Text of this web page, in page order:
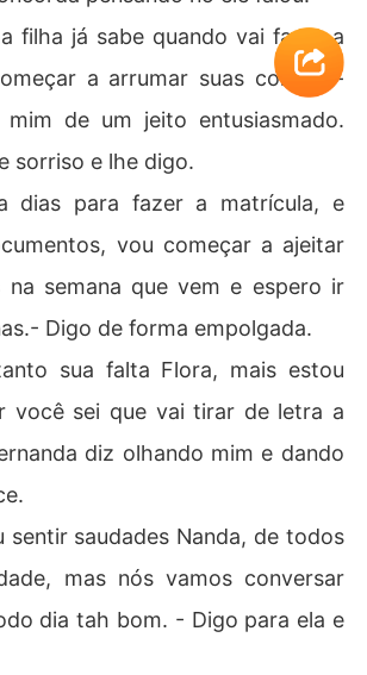
filha já sabe quando vai fazer a
a arrumar suas coisas. -
de um jeito entusiasmado.
sorriso e lhe digo.
dias para fazer a matrícula, e
vou começar a ajeitar
na semana que vem e espero ir
Digo de forma empolgada.
sua falta Flora, mais estou
você sei que vai tirar de letra a
diz olhando mim e dando
sentir saudades Nanda, de todos
mas nós vamos conversar
dia tah bom. - Digo para ela e